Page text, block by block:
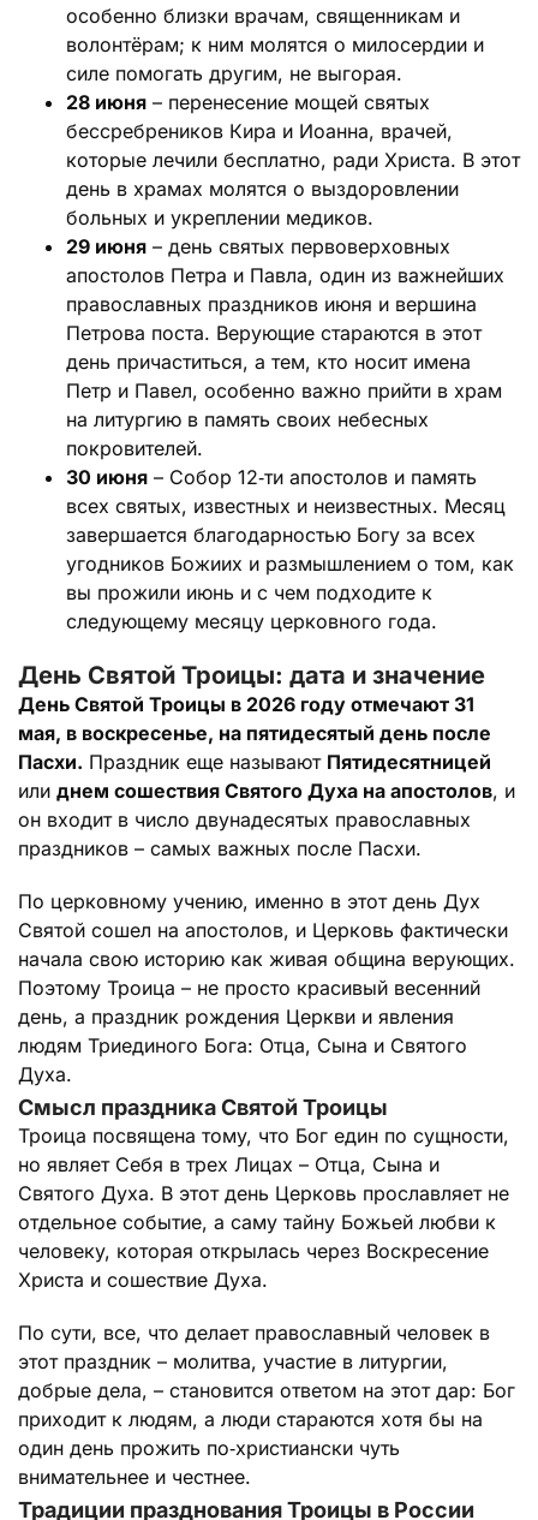
особенно близки врачам, священникам и
волонтёрам; к ним молятся о милосердии и
силе помогать другим, не выгорая.
28 июня – перенесение мощей святых
бессребреников Кира и Иоанна, врачей,
которые лечили бесплатно, ради Христа. В этот
день в храмах молятся о выздоровлении
больных и укреплении медиков.
29 июня – день святых первоверховных
апостолов Петра и Павла, один из важнейших
православных праздников июня и вершина
Петрова поста. Верующие стараются в этот
день причаститься, а тем, кто носит имена
Петр и Павел, особенно важно прийти в храм
на литургию в память своих небесных
покровителей.
30 июня – Собор 12‑ти апостолов и память
всех святых, известных и неизвестных. Месяц
завершается благодарностью Богу за всех
угодников Божиих и размышлением о том, как
вы прожили июнь и с чем подходите к
следующему месяцу церковного года.
День Святой Троицы: дата и значение
День Святой Троицы в 2026 году отмечают 31
мая, в воскресенье, на пятидесятый день после
Пасхи. Праздник еще называют Пятидесятницей
или днем сошествия Святого Духа на апостолов, и
он входит в число двунадесятых православных
праздников – самых важных после Пасхи.
По церковному учению, именно в этот день Дух
Святой сошел на апостолов, и Церковь фактически
начала свою историю как живая община верующих.
Поэтому Троица – не просто красивый весенний
день, а праздник рождения Церкви и явления
людям Триединого Бога: Отца, Сына и Святого
Духа.
Смысл праздника Святой Троицы
Троица посвящена тому, что Бог един по сущности,
но являет Себя в трех Лицах – Отца, Сына и
Святого Духа. В этот день Церковь прославляет не
отдельное событие, а саму тайну Божьей любви к
человеку, которая открылась через Воскресение
Христа и сошествие Духа.
По сути, все, что делает православный человек в
этот праздник – молитва, участие в литургии,
добрые дела, – становится ответом на этот дар: Бог
приходит к людям, а люди стараются хотя бы на
один день прожить по‑христиански чуть
внимательнее и честнее.
Традиции празднования Троицы в России